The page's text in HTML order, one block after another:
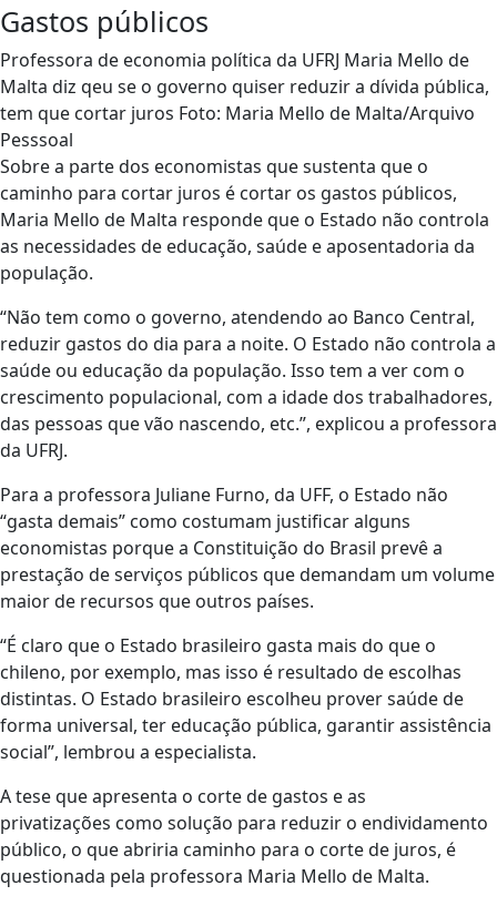
Gastos públicos
Professora de economia política da UFRJ Maria Mello de
Malta diz qeu se o governo quiser reduzir a dívida pública,
tem que cortar juros Foto: Maria Mello de Malta/Arquivo
Pesssoal
Sobre a parte dos economistas que sustenta que o
caminho para cortar juros é cortar os gastos públicos,
Maria Mello de Malta responde que o Estado não controla
as necessidades de educação, saúde e aposentadoria da
população.
“Não tem como o governo, atendendo ao Banco Central,
reduzir gastos do dia para a noite. O Estado não controla a
saúde ou educação da população. Isso tem a ver com o
crescimento populacional, com a idade dos trabalhadores,
das pessoas que vão nascendo, etc.”, explicou a professora
da UFRJ.
Para a professora Juliane Furno, da UFF, o Estado não
“gasta demais” como costumam justificar alguns
economistas porque a Constituição do Brasil prevê a
prestação de serviços públicos que demandam um volume
maior de recursos que outros países.
“É claro que o Estado brasileiro gasta mais do que o
chileno, por exemplo, mas isso é resultado de escolhas
distintas. O Estado brasileiro escolheu prover saúde de
forma universal, ter educação pública, garantir assistência
social”, lembrou a especialista.
A tese que apresenta o corte de gastos e as
privatizações como solução para reduzir o endividamento
público, o que abriria caminho para o corte de juros, é
questionada pela professora Maria Mello de Malta.